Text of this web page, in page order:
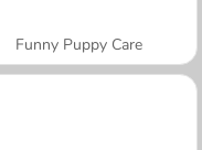
Funny Puppy Care